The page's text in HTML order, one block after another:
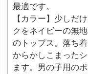
最適です。
【カラー】少しだ
クをネイビーの無
のトップス。落ち
からかしこまった
ます。男の子用の